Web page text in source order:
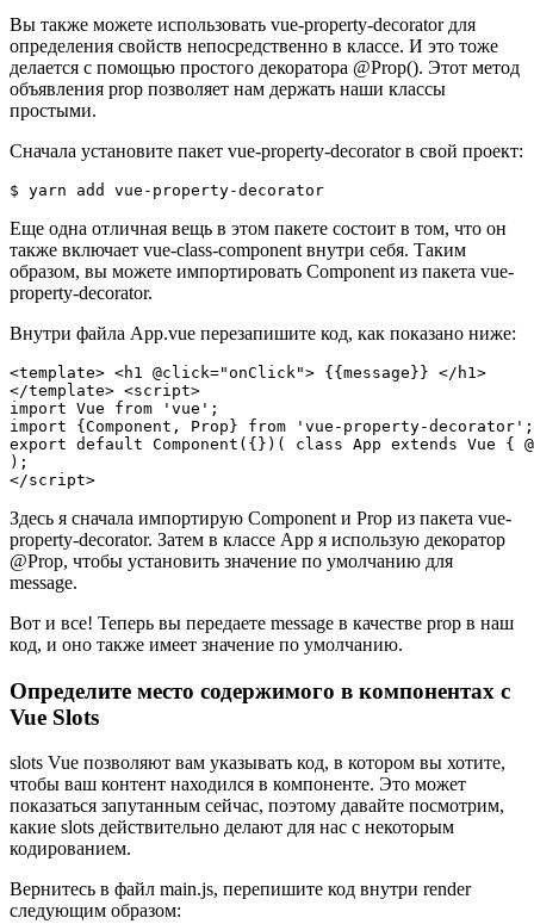
Вы также можете использовать vue-property-decorator для
определения свойств непосредственно в классе. И это тоже
делается с помощью простого декоратора @Prop(). Этот метод
объявления prop позволяет нам держать наши классы
простыми.
Сначала установите пакет vue-property-decorator в свой проект:
Еще одна отличная вещь в этом пакете состоит в том, что он
также включает vue-class-component внутри себя. Таким
образом, вы можете импортировать Component из пакета vue-
property-decorator.
Внутри файла App.vue перезапишите код, как показано ниже:
<template> <h1 @click="onClick"> {{message}} </h1>
</template> <script>
import Vue from 'vue';
import {Component, Prop} from 'vue-property-decorator';
export default Component({})( class App extends Vue
);
</script>
Здесь я сначала импортирую Component и Prop из пакета vue-
property-decorator. Затем в классе App я использую декоратор
@Prop, чтобы установить значение по умолчанию для
message.
Вот и все! Теперь вы передаете message в качестве prop в наш
код, и оно также имеет значение по умолчанию.
Определите место содержимого в компонентах с
Vue Slots
slots Vue позволяют вам указывать код, в котором вы хотите,
чтобы ваш контент находился в компоненте. Это может
показаться запутанным сейчас, поэтому давайте посмотрим,
какие slots действительно делают для нас с некоторым
кодированием.
Вернитесь в файл main.js, перепишите код внутри render
следующим образом: